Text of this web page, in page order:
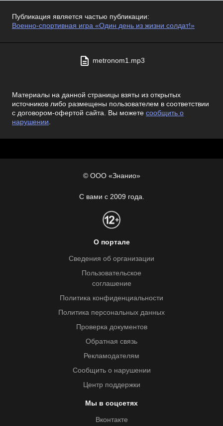
Публикация является частью публикации:
Военно-спортивная игра «Один день из жизни солдат!»
metronom1.mp3
Материалы на данной страницы взяты из открытых
источников либо размещены пользователем в соответствии
с договором-офертой сайта. Вы можете сообщить о
нарушении.
© ООО «Знанио»
С вами с 2009 года.
О портале
Сведения об организации
Пользовательское
соглашение
Политика конфиденциальности
Политика персональных данных
Проверка документов
Обратная связь
Рекламодателям
Сообщить о нарушении
Центр поддержки
Мы в соцсетях
Вконтакте